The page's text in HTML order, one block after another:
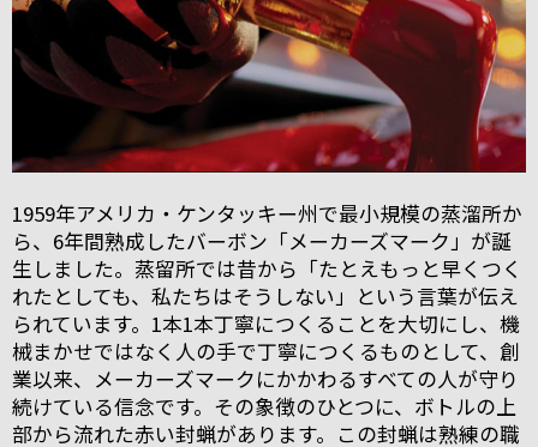
1959年アメリカ・ケンタッキー州で最小規模の蒸溜所か
ら、6年間熟成したバーボン「メーカーズマーク」が誕
生しました。蒸留所では昔から「たとえもっと早くつく
れたとしても、私たちはそうしない」という言葉が伝え
られています。1本1本丁寧につくることを大切にし、機
械まかせではなく人の手で丁寧につくるものとして、創
業以来、メーカーズマークにかかわるすべての人が守り
続けている信念です。その象徴のひとつに、ボトルの上
部から流れた赤い封蝋があります。この封蝋は熟練の職